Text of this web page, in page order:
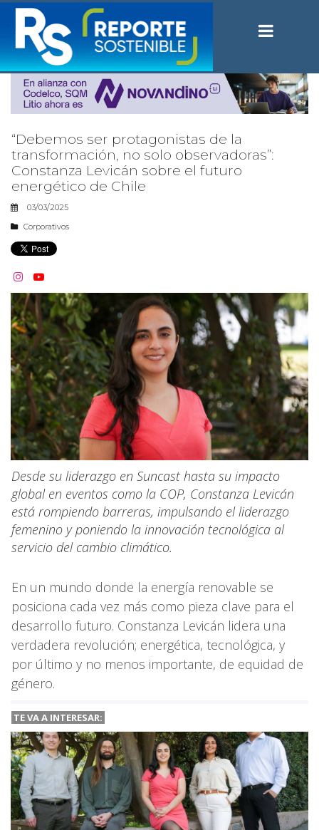
“Debemos ser protagonistas de la
transformación, no solo observadoras”:
Constanza Levicán sobre el futuro
energético de Chile
03/03/2025
Corporativos
 
Desde su liderazgo en Suncast hasta su impacto
global en eventos como la COP, Constanza Levicán
está rompiendo barreras, impulsando el liderazgo
femenino y poniendo la innovación tecnológica al
servicio del cambio climático.
En un mundo donde la energía renovable se
posiciona cada vez más como pieza clave para el
desarrollo futuro. Constanza Levicán lidera una
verdadera revolución; energética, tecnológica, y
por último y no menos importante, de equidad de
género.
TE VA A INTERESAR: